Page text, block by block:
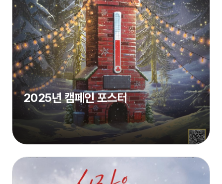
2025년 캠페인 포스터